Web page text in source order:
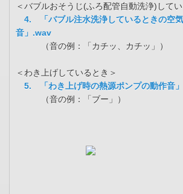
＜バブルおそうじ(ふろ配管自動洗浄)して
4. 「バブル注水洗浄しているときの空
音」.wav
（音の例：「カチッ、カチッ」）
＜わき上げしているとき＞
5. 「わき上げ時の熱源ポンプの動作音
（音の例：「ブー」）